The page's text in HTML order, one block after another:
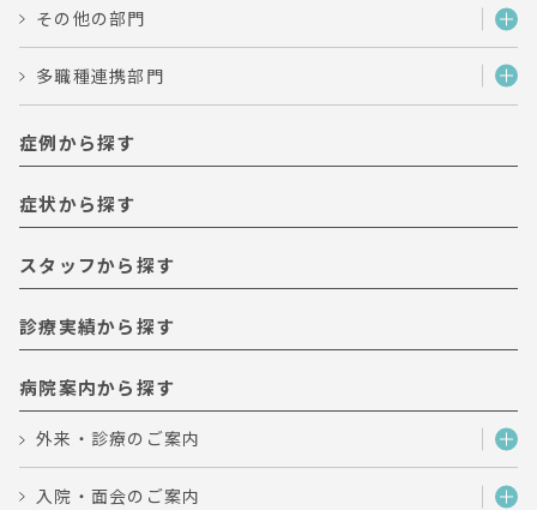
その他の部門
多職種連携部門
症例から探す
症状から探す
スタッフから探す
診療実績から探す
病院案内から探す
外来・診療のご案内
入院・面会のご案内